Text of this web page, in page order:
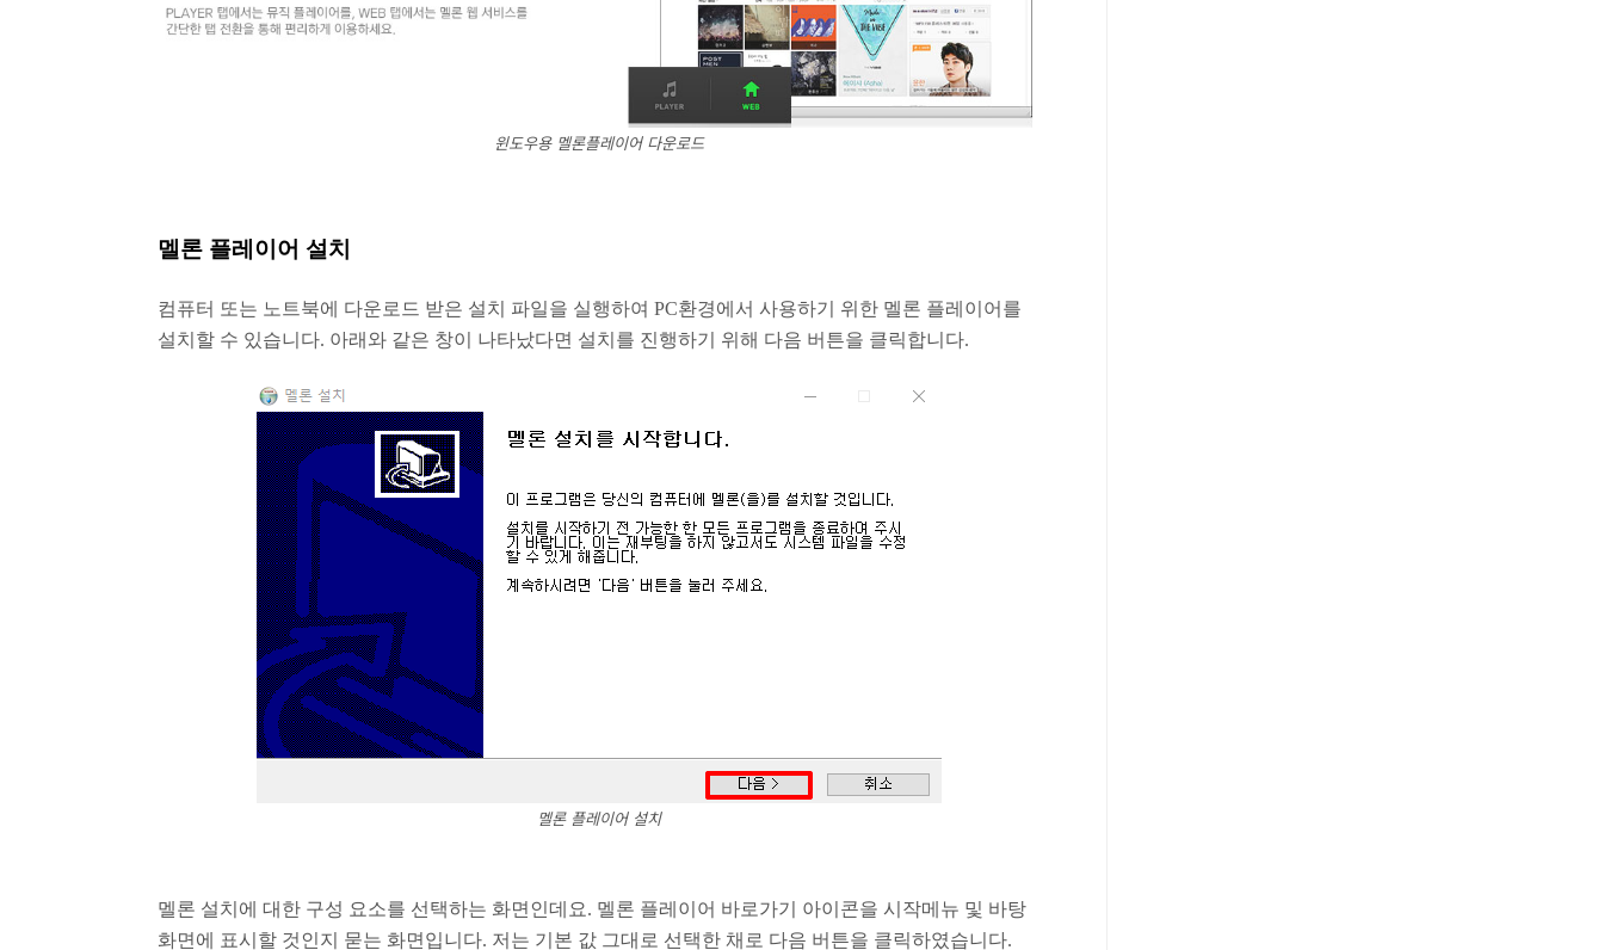
윈도우용 멜론플레이어 다운로드
멜론 플레이어 설치
컴퓨터 또는 노트북에 다운로드 받은 설치 파일을 실행하여 PC환경에서 사용하기 위한 멜론 플레이어를
설치할 수 있습니다. 아래와 같은 창이 나타났다면 설치를 진행하기 위해 다음 버튼을 클릭합니다.
멜론 플레이어 설치
멜론 설치에 대한 구성 요소를 선택하는 화면인데요. 멜론 플레이어 바로가기 아이콘을 시작메뉴 및 바탕
화면에 표시할 것인지 묻는 화면입니다. 저는 기본 값 그대로 선택한 채로 다음 버튼을 클릭하였습니다.